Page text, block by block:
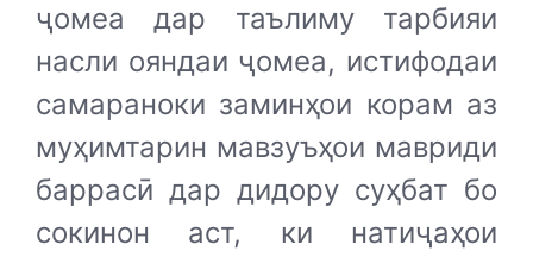
ҷомеа дар таълиму тарбияи
насли ояндаи ҷомеа, истифодаи
самараноки заминҳои корам аз
муҳимтарин мавзуъҳои мавриди
баррасӣ дар дидору суҳбат бо
сокинон аст, ки натиҷаҳои